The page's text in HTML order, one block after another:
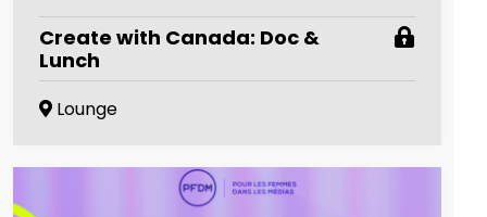
Create with Canada: Doc &
Lunch
Lounge